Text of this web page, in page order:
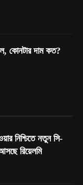
কোনটার দাম কত?
নিশ্চিতে নতুন সি-
রিয়েলমি